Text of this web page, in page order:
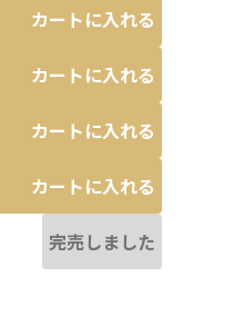
ルカモ・ニャローテなど
カートに入れる
カートに入れる
カートに入れる
カートに入れる
完売しました